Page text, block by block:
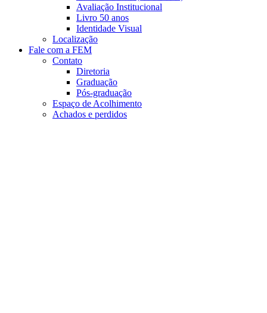
Avaliação Institucional
Livro 50 anos
Identidade Visual
Localização
Fale com a FEM
Contato
Diretoria
Graduação
Pós-graduação
Espaço de Acolhimento
Achados e perdidos